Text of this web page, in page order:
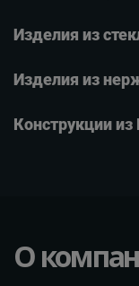
Изде­лия ­из
Изделия из
Конструкции
О